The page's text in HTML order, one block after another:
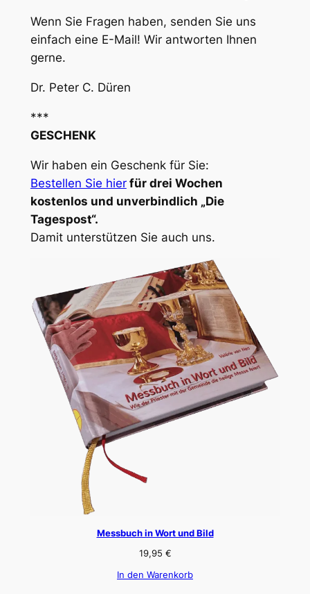
Wenn Sie Fragen haben, senden Sie uns
einfach eine E-Mail! Wir antworten Ihnen
gerne.
Dr. Peter C. Düren
***
GESCHENK
Wir haben ein Geschenk für Sie:
Bestellen Sie hier für drei Wochen
kostenlos und unverbindlich „Die
Tagespost“.
Damit unterstützen Sie auch uns.
Messbuch in Wort und Bild
19,95 €
In den Warenkorb